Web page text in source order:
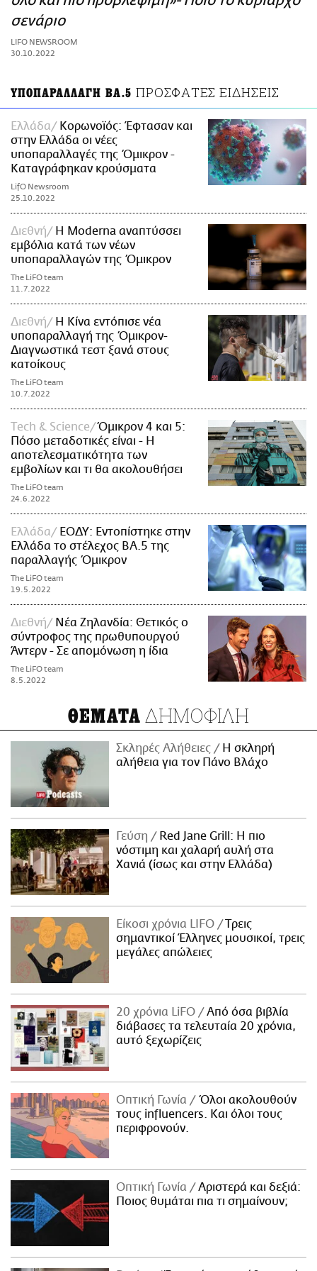
ΑΜΠΑ
PRINT
σενάριο
LIFO NEWSROOM
30.10.2022
ΥΠΟΠΑΡΑΛΛΑΓΗ ΒΑ.5 ΠΡΟΣΦΑΤΕΣ ΕΙΔΗΣΕΙΣ
Ελλάδα
Κορωνοϊός: Έφτασαν και
στην Ελλάδα οι νέες
υποπαραλλαγές της Όμικρον -
Καταγράφηκαν κρούσματα
LifO Newsroom
25.10.2022
Διεθνή
Η Moderna αναπτύσσει
εμβόλια κατά των νέων
υποπαραλλαγών της Όμικρον
The LiFO team
11.7.2022
Διεθνή
Η Κίνα εντόπισε νέα
υποπαραλλαγή της Όμικρον-
Διαγνωστικά τεστ ξανά στους
κατοίκους
The LiFO team
10.7.2022
Τech & Science
Όμικρον 4 και 5:
Πόσο μεταδοτικές είναι - Η
αποτελεσματικότητα των
εμβολίων και τι θα ακολουθήσει
The LiFO team
24.6.2022
Ελλάδα
ΕΟΔΥ: Εντοπίστηκε στην
Ελλάδα το στέλεχος ΒΑ.5 της
παραλλαγής Όμικρον
The LiFO team
19.5.2022
Διεθνή
Νέα Ζηλανδία: Θετικός ο
σύντροφος της πρωθυπουργού
Άντερν - Σε απομόνωση η ίδια
The LiFO team
8.5.2022
ΘΕΜΑΤΑ ΔΗΜΟΦΙΛΗ
Σκληρές Αλήθειες
H σκληρή
αλήθεια για τον Πάνο Βλάχο
Γεύση
Red Jane Grill: Η πιο
νόστιμη και χαλαρή αυλή στα
Χανιά (ίσως και στην Ελλάδα)
Είκοσι χρόνια LIFO
Tρεις
σημαντικοί Έλληνες μουσικοί, τρεις
μεγάλες απώλειες
20 χρόνια LiFO
Από όσα βιβλία
διάβασες τα τελευταία 20 χρόνια,
αυτό ξεχωρίζεις
Οπτική Γωνία
Όλοι ακολουθούν
τους influencers. Και όλοι τους
περιφρονούν.
Οπτική Γωνία
Αριστερά και δεξιά:
Ποιος θυμάται πια τι σημαίνουν;